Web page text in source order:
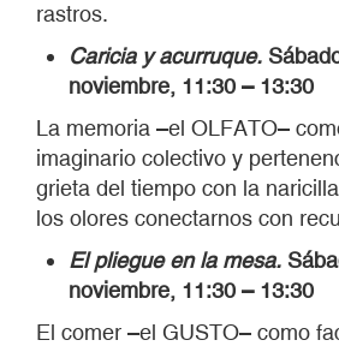
rastros.
Caricia y acurruque.
noviembre, 11:30 – 13:30
La memoria –el OLFATO–
imaginario colectivo y
grieta del tiempo con la
los olores conectarnos con
El pliegue en la mesa.
noviembre, 11:30 – 13:30
El comer –el GUSTO– como